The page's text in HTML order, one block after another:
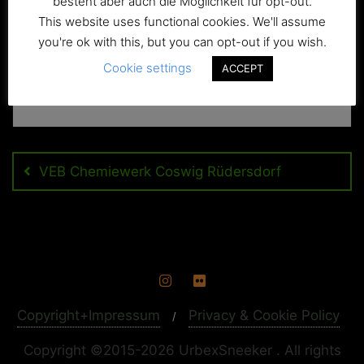
VEB Chemiewerk Coswig Rüdersdorf
Copyright+Impressum Privacy & Cookie Policy
Copyright ©2015-2026 UrbexSneeker . All rights
This website uses functional cookies. We'll assume
you're ok with this, but you can opt-out if you wish.
Cookie settings
ACCEPT